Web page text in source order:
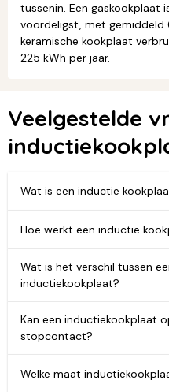
tussenin. Een gaskookplaat
voordeligst, met gemiddeld
keramische kookplaat
225 kWh per jaar.
Veelgestelde
Wat is een inductie
Hoe werkt een inductie
Wat is het verschil tussen
inductiekookplaat?
Kan een inductiekookplaat
stopcontact?
Welke maat